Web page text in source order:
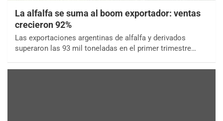
La alfalfa se suma al boom exportador: ventas
crecieron 92%
Las exportaciones argentinas de alfalfa y derivados
superaron las 93 mil toneladas en el primer trimestre…